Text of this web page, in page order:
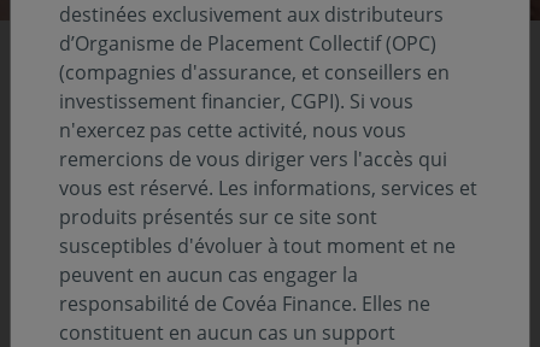
Previous 86,8
Md€ d'actifs sous gestion
Au 31.12.2025
destinées exclusivement aux distributeurs
d’Organisme de Placement Collectif (OPC)
(compagnies d'assurance, et conseillers en
investissement financier, CGPI). Si vous
n'exercez pas cette activité, nous vous
remercions de vous diriger vers l'accès qui
vous est réservé. Les informations, services et
produits présentés sur ce site sont
susceptibles d'évoluer à tout moment et ne
peuvent en aucun cas engager la
responsabilité de Covéa Finance. Elles ne
constituent en aucun cas un support